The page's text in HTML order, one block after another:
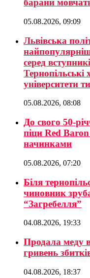
барани
05.08.2026, 09:09
Львівська
серед
Тернопільські
університети
05.08.2026, 08:08
До свого 50-
піци Red
начинками
05.08.2026, 07:20
Біля
чиновник
“Загребелля”
04.08.2026, 19:33
Продала меду в
гривень
04.08.2026, 18:37